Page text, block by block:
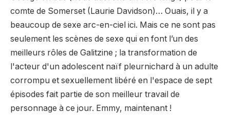
comte de Somerset (Laurie Davidson)… Ouais, il y a
beaucoup de sexe arc-en-ciel ici. Mais ce ne sont pas
seulement les scènes de sexe qui en font l’un des
meilleurs rôles de Galitzine ; la transformation de
l'acteur d'un adolescent naïf pleurnichard à un adulte
corrompu et sexuellement libéré en l'espace de sept
épisodes fait partie de son meilleur travail de
personnage à ce jour. Emmy, maintenant !